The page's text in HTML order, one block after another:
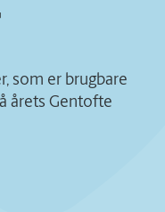
som er brugbare
årets Gentofte